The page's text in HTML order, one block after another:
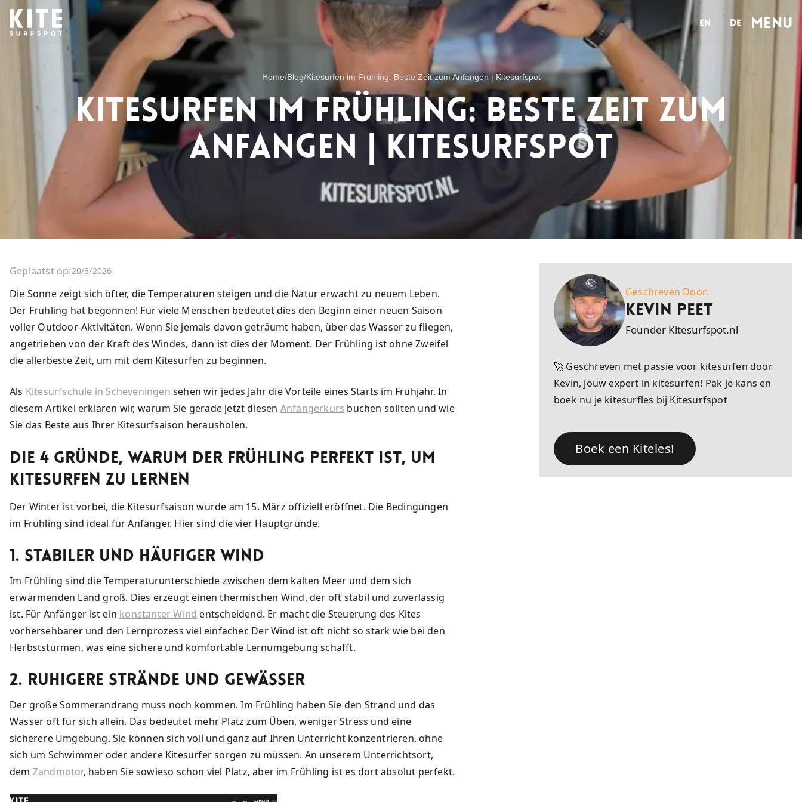
en de MENu
Home/Blog/Kitesurfen im Frühling: Beste Zeit zum Anfangen | Kitesurfspot
Kitesurfen im Frühling: Beste Zeit zum
Anfangen | Kitesurfspot
Geplaatst op:20/3/2026
Die Sonne zeigt sich öfter, die Temperaturen steigen und die Natur erwacht zu neuem Leben.
Der Frühling hat begonnen! Für viele Menschen bedeutet dies den Beginn einer neuen Saison
voller Outdoor-Aktivitäten. Wenn Sie jemals davon geträumt haben, über das Wasser zu fliegen,
angetrieben von der Kraft des Windes, dann ist dies der Moment. Der Frühling ist ohne Zweifel
die allerbeste Zeit, um mit dem Kitesurfen zu beginnen.
Als Kitesurfschule in Scheveningen sehen wir jedes Jahr die Vorteile eines Starts im Frühjahr. In
diesem Artikel erklären wir, warum Sie gerade jetzt diesen Anfängerkurs buchen sollten und wie
Sie das Beste aus Ihrer Kitesurfsaison herausholen.
Die 4 Gründe, warum der Frühling perfekt ist, um
Kitesurfen zu lernen
Der Winter ist vorbei, die Kitesurfsaison wurde am 15. März offiziell eröffnet. Die Bedingungen
im Frühling sind ideal für Anfänger. Hier sind die vier Hauptgründe.
1. Stabiler und häufiger Wind
Im Frühling sind die Temperaturunterschiede zwischen dem kalten Meer und dem sich
erwärmenden Land groß. Dies erzeugt einen thermischen Wind, der oft stabil und zuverlässig
ist. Für Anfänger ist ein konstanter Wind entscheidend. Er macht die Steuerung des Kites
vorhersehbarer und den Lernprozess viel einfacher. Der Wind ist oft nicht so stark wie bei den
Herbststürmen, was eine sichere und komfortable Lernumgebung schafft.
2. Ruhigere Strände und Gewässer
Der große Sommerandrang muss noch kommen. Im Frühling haben Sie den Strand und das
Wasser oft für sich allein. Das bedeutet mehr Platz zum Üben, weniger Stress und eine
sicherere Umgebung. Sie können sich voll und ganz auf Ihren Unterricht konzentrieren, ohne
sich um Schwimmer oder andere Kitesurfer sorgen zu müssen. An unserem Unterrichtsort,
dem Zandmotor, haben Sie sowieso schon viel Platz, aber im Frühling ist es dort absolut perfekt.
Geschreven Door:
Kevin Peet
Founder Kitesurfspot.nl
🚀 Geschreven met passie voor kitesurfen door
Kevin, jouw expert in kitesurfen! Pak je kans en
boek nu je kitesurfles bij Kitesurfspot
Boek een Kiteles!